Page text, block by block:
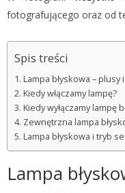
fotografującego oraz od
Spis treści
Lampa błyskowa – plusy
Kiedy włączamy lampę?
Kiedy wyłączamy lampę
Zewnętrzna lampa
Lampa błyskowa i tryb
Lampa